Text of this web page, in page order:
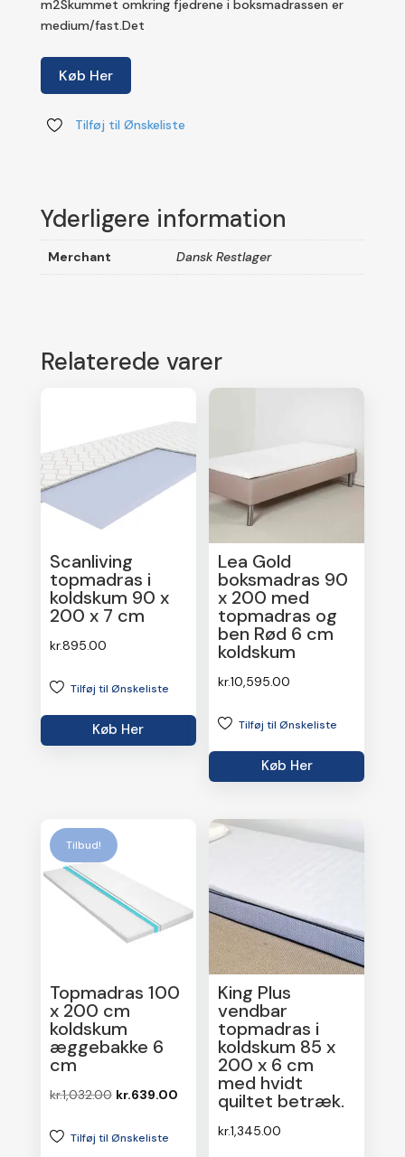
m2Skummet omkring fjedrene i boksmadrassen er
medium/fast.Det
Køb Her
Tilføj til Ønskeliste
Yderligere information
Merchant Dansk Restlager
Relaterede varer
Scanliving
topmadras i
koldskum 90 x
200 x 7 cm
kr.895.00
Tilføj til Ønskeliste
Køb Her
Lea Gold
boksmadras 90
x 200 med
topmadras og
ben Rød 6 cm
koldskum
kr.10,595.00
Tilføj til Ønskeliste
Køb Her
Tilbud!
Topmadras 100
x 200 cm
koldskum
æggebakke 6
cm
kr.1,032.00 Den
pris
kr.639.00Den
Tilføj til Ønskeliste
King Plus
vendbar
topmadras i
koldskum 85 x
200 x 6 cm
med hvidt
quiltet betræk.
kr.1,345.00